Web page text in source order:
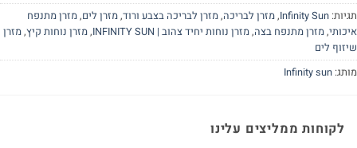
תגיות: Infinity Sun
,מזרן לבריכה,מזרן לבריכה בצבע ורוד,מזרן לים,מזרן מתנפח
איכותי,מזרן מתנפח בצה,מזרן נוחות יחיד צהוב | INFINITY SUN ,מזרן נוחות קיץ,מזרן
שיזוף לים
מותג: Infinity sun
לקוחות ממליצים עלינו